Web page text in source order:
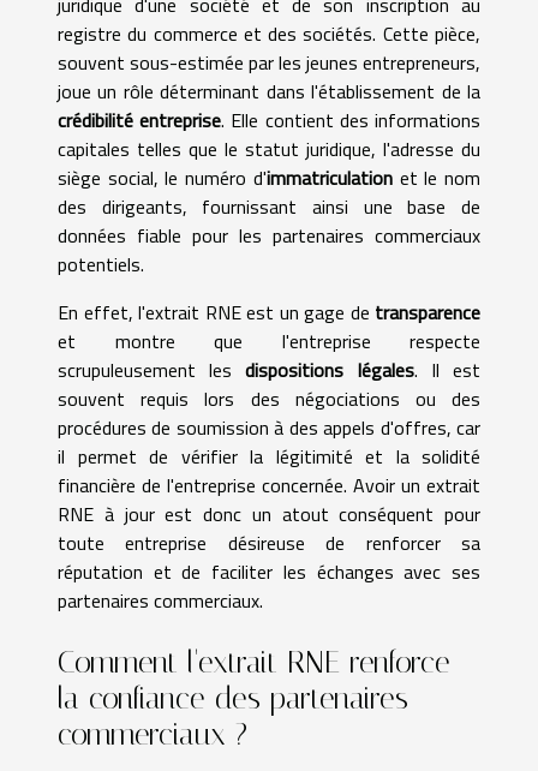
registre du commerce et des sociétés. Cette pièce,
souvent sous-estimée par les jeunes entrepreneurs,
joue un rôle déterminant dans l'établissement de la
crédibilité entreprise. Elle contient des informations
capitales telles que le statut juridique, l'adresse du
siège social, le numéro d'immatriculationet le nom
des dirigeants, fournissant ainsi une base de
données fiable pour les partenaires commerciaux
potentiels.
En effet, l'extrait RNE est un gage de transparence
et montre que l'entreprise respecte
scrupuleusement lesdispositions légales. Il est
souvent requis lors des négociations ou des
procédures de soumission à des appels d'offres, car
il permet de vérifier la légitimité et la solidité
financière de l'entreprise concernée. Avoir un extrait
RNE à jour est donc un atout conséquent pour
toute entreprise désireuse de renforcer sa
réputation et de faciliter les échanges avec ses
partenaires commerciaux.
Comment l'extrait RNE renforce
la confiance des partenaires
commerciaux ?